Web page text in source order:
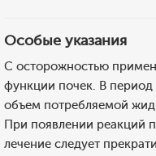
Особые указания
С осторожностью
функции почек. В период
объем потребляемой
При появлении реакций
лечение следует